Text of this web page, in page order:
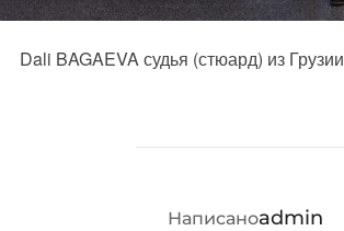
Dali BAGAEVA судья (стюард) из Грузии
АВТОР ЗАПИСИ
Написаноadmin